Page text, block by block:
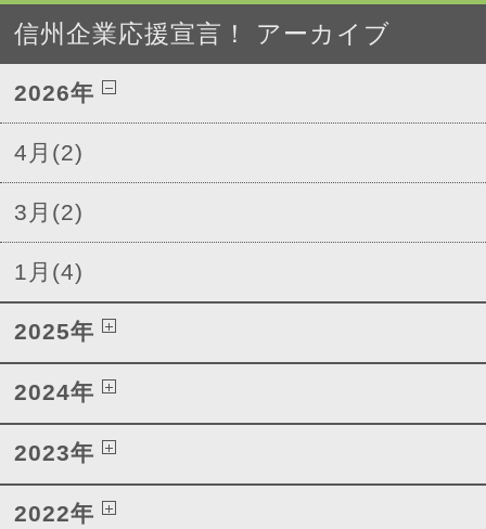
信州企業応援宣言！ アーカイブ
2026年
4月(2)
3月(2)
1月(4)
2025年
2024年
2023年
2022年